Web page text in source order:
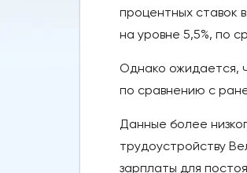
процентных ставок
на уровне 5,5%, по
Однако ожидается,
по сравнению с
Данные более
трудоустройству
зарплаты для